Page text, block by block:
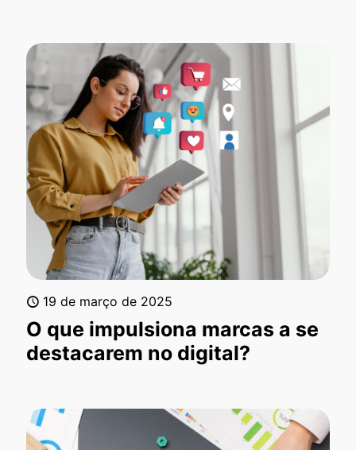
19 de março de 2025
O que impulsiona marcas a se
destacarem no digital?